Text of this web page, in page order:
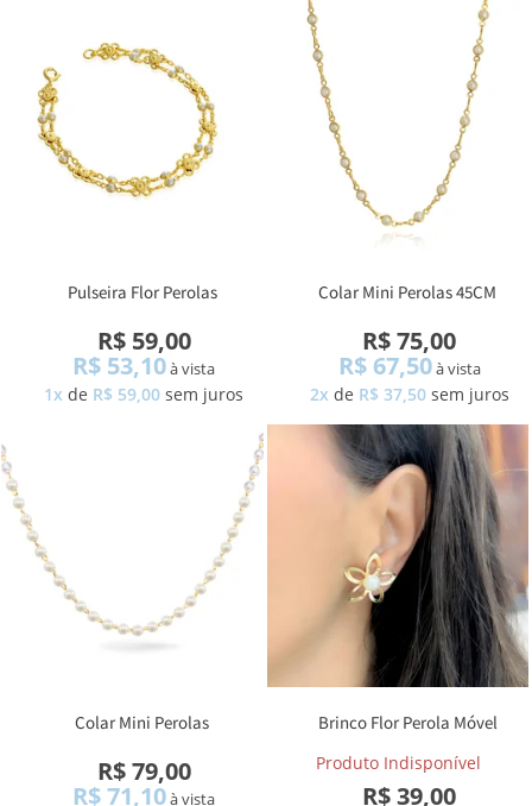
Pulseira Flor Perolas
R$ 59,00
R$ 53,10à vista
1x de R$ 59,00sem juros
Colar Mini Perolas 45CM
R$ 75,00
R$ 67,50à vista
2x de R$ 37,50 sem juros
Colar Mini Perolas
R$ 79,00
R$ 71,10à vista
Brinco Flor Perola Móvel
Produto Indisponível
R$ 39,00